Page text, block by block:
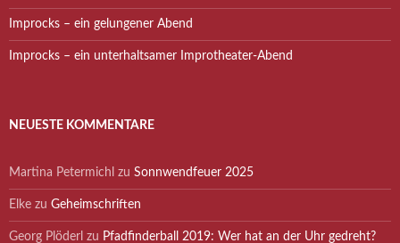
Improcks – ein gelungener Abend
Improcks – ein unterhaltsamer Improtheater-Abend
NEUESTE KOMMENTARE
Martina Petermichl zu Sonnwendfeuer 2025
Elke zu Geheimschriften
Georg Plöderl zu Pfadfinderball 2019: Wer hat an der Uhr gedreht?